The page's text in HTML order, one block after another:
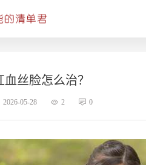
血丝脸怎么治？
2026-05-28 2 0